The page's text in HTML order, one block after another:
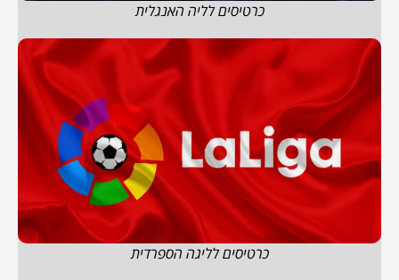
כרטיסים לליה האנגלית
כרטיסים לליגה הספרדית